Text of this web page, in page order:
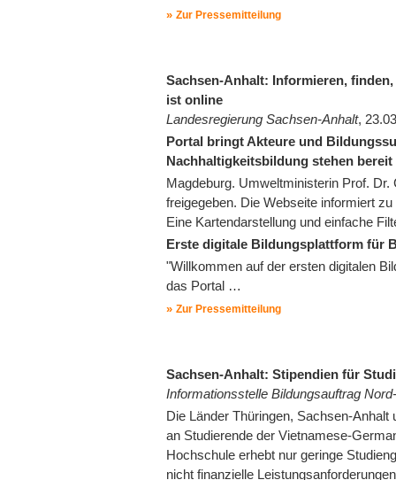
Zur Pressemitteilung
Sachsen-Anhalt: Informieren,
ist online
Landesregierung Sachsen-Anhalt,
Portal bringt Akteure und
Nachhaltigkeitsbildung stehen bereit
Magdeburg. Umweltministerin Prof.
freigegeben. Die Webseite informiert
Eine Kartendarstellung und einfache
Erste digitale Bildungsplattform für
"Willkommen auf der ersten digitalen
das Portal …
Zur Pressemitteilung
Sachsen-Anhalt: Stipendien für
Informationsstelle Bildungsauftrag
Die Länder Thüringen, Sachsen-
an Studierende der Vietnamese-
Hochschule erhebt nur geringe
nicht finanzielle